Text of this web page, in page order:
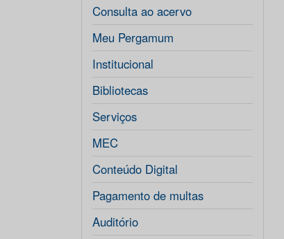
Consulta ao acervo
Meu Pergamum
Institucional
Bibliotecas
Serviços
MEC
Conteúdo Digital
Pagamento de multas
Auditório